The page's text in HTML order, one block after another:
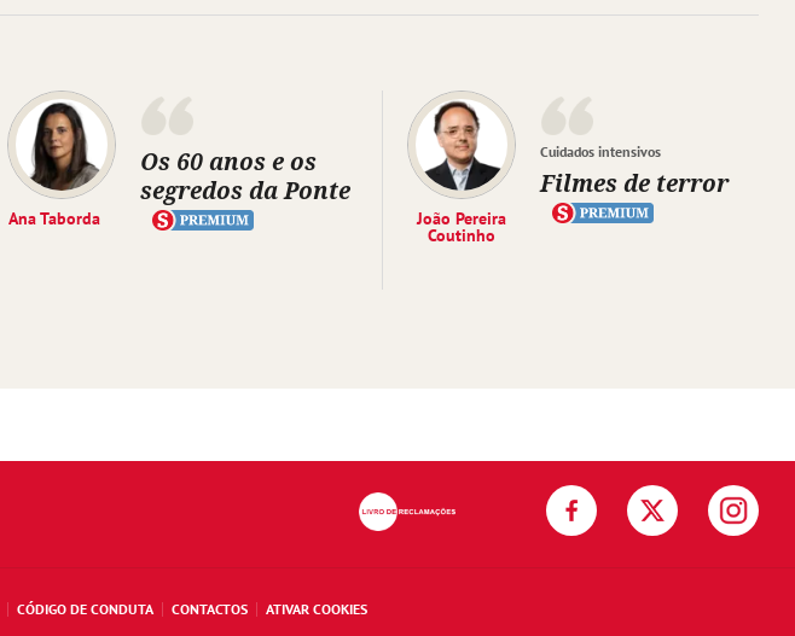
Ana Taborda
Os 60 anos e os
segredos da Ponte
João Pereira
Coutinho
Cuidados intensivos
Filmes de terror
CÓDIGO DE CONDUTA CONTACTOS ATIVAR COOKIES